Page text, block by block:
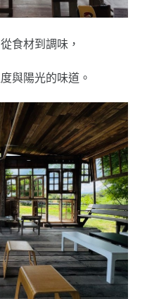
食材到調味，
與陽光的味道。